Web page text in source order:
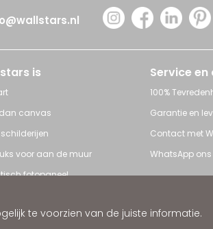
te voorzien van de juiste informatie.
is
canvas
voor aan de muur
fotopaneel
Service
100%
Garantie en
Contact met
WhatsApp ons